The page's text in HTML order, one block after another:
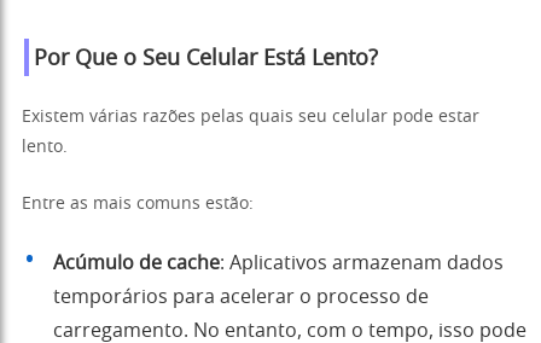
Por Que o Seu Celular Está Lento?
Existem várias razões pelas quais seu celular pode estar
lento.
Entre as mais comuns estão:
Acúmulo de cache: Aplicativos armazenam dados
temporários para acelerar o processo de
carregamento. No entanto, com o tempo, isso pode